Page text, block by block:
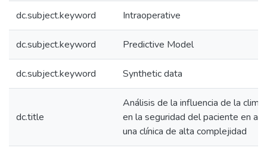
dc.subject.keyword Intraoperative
dc.subject.keyword Predictive Model
dc.subject.keyword Synthetic data
dc.title
Análisis de la influencia de la
en la seguridad del paciente en
una clínica de alta complejidad